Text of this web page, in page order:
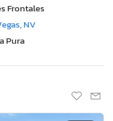
Frontales
NV
Pura